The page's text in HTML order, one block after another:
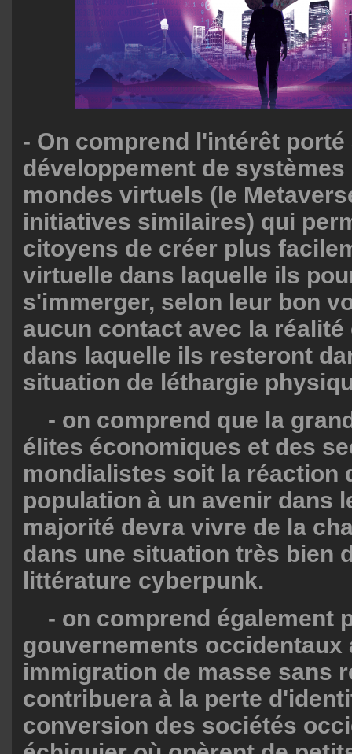
- On comprend l'intérêt porté
développement de
mondes virtuels (le
initiatives similaires) qui
citoyens de créer plus
virtuelle dans laquelle ils
s'immerger, selon leur bon
aucun contact avec la
dans laquelle ils resteront
situation de léthargie
- on comprend que la
élites économiques et des
mondialistes soit la réaction
population à un avenir dans
majorité devra vivre de la
dans une situation très bien
littérature cyberpunk.
- on comprend également
gouvernements occidentaux
immigration de masse sans
contribuera à la perte
conversion des sociétés